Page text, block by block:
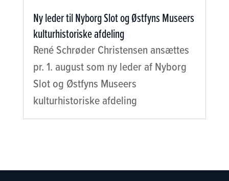
Ny leder til Nyborg Slot og Østfyns Museers
kulturhistoriske afdeling
René Schrøder Christensen ansættes
pr. 1. august som ny leder af Nyborg
Slot og Østfyns Museers
kulturhistoriske afdeling